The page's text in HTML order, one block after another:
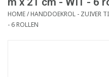
Blog
HOME/HANDDOEKROL - ZUIVER
- 6 ROLLEN